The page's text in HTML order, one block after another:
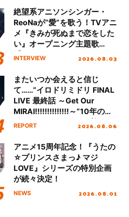
絶望系アニソンシンガー・
ReoNaが“愛”を歌う！TVアニ
メ『きみが死ぬまで恋をした
い』オープニング主題歌
「Amore」インタビュー
INTERVIEW 2026.08.03
またいつか会えると信じ
て……“イロドリミドリ FINAL
LIVE 最終話 ～Get Our
MIRAI!!!!!!!!!!!!!!～”10年の活
動を経てファイナルを迎える
REPORT 2026.08.06
アニメ15周年記念！『うたの
☆プリンスさまっ♪ マジ
LOVE』シリーズの特別企画
が続々決定！
NEWS 2026.08.01